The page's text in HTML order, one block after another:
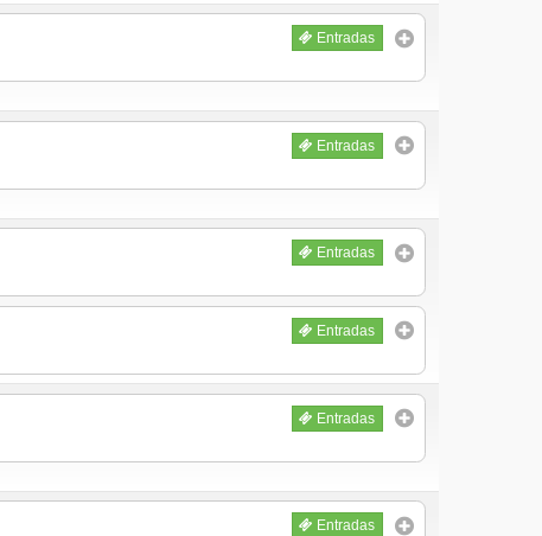
Entradas
Entradas
Entradas
Entradas
Entradas
Entradas